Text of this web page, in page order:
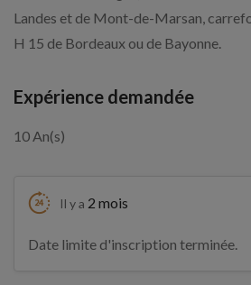
Landes et de Mont-de-Marsan,
H 15 de Bordeaux ou de Bayonne.
Expérience demandée
10 An(s)
Il y a 2 mois
Date limite d'inscription terminée.